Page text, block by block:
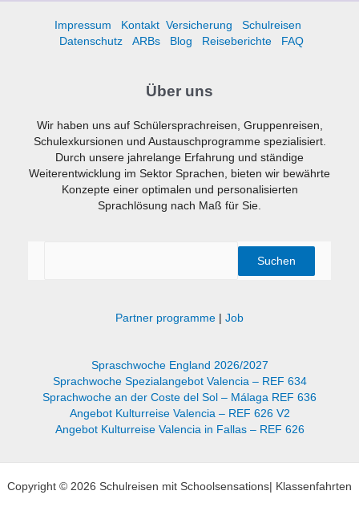
Impressum Kontakt Versicherung
Schulreisen
Datenschutz
ARBs Blog Reiseberichte FAQ
Über uns
Wir haben uns auf Schülersprachreisen, Gruppenreisen,
Schulexkursionen und Austauschprogramme spezialisiert.
Durch unsere jahrelange Erfahrung und ständige
Weiterentwicklung im Sektor Sprachen, bieten wir bewährte
Konzepte einer optimalen und personalisierten
Sprachlösung nach Maß für Sie.
Suchen
Partner programme Job
Spraschwoche England 2026/2027
Sprachwoche Spezialangebot Valencia – REF 634
Sprachwoche an der Coste del Sol – Málaga REF 636
Angebot Kulturreise Valencia – REF 626 V2
Angebot Kulturreise Valencia in Fallas – REF 626
Copyright © 2026 Schulreisen mit Schoolsensations| Klassenfahrten